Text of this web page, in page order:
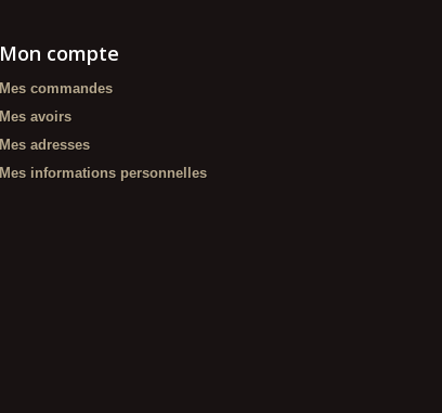
Mon compte
Mes commandes
Mes avoirs
Mes adresses
Mes informations personnelles